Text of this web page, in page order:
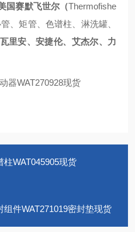
国赛默飞世尔（Thermofishe
、矩管、色谱柱、淋洗罐、
里安、安捷伦、艾杰尔、力
柱WAT045905现货
组件WAT271019密封垫现货